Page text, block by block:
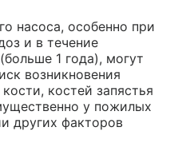
насоса, особенно при
и в течение
1 года), могут
возникновения
костей запястья
у пожилых
других факторов